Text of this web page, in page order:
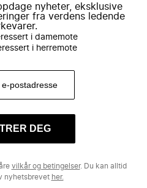
nyheter, eksklusive
fra verdens ledende
i damemote
i herremote
DEG
vilkår og betingelser. Du kan alltid
nyhetsbrevet her.